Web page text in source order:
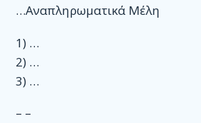
…Αναπληρωματικά Μέλη
1) …
2) …
3) …
– –